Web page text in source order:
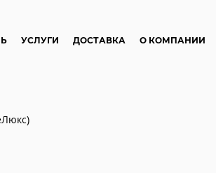
О КОМПАНИИ
ДОСТАВКА
УСЛУГИ